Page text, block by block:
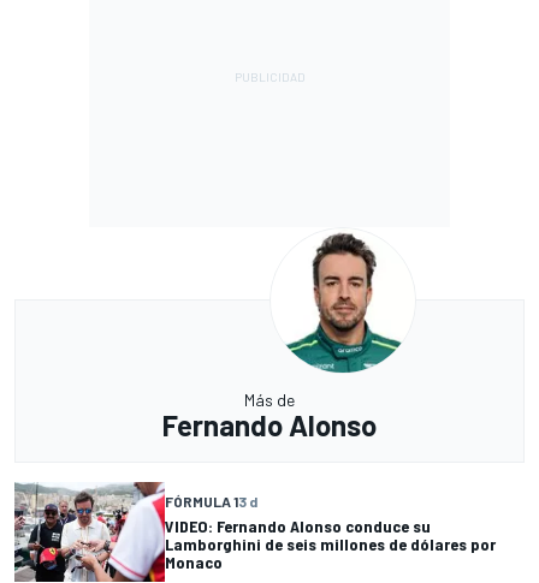
Más de
Fernando Alonso
FÓRMULA 13 d
VIDEO: Fernando Alonso conduce su
Lamborghini de seis millones de dólares por
Monaco